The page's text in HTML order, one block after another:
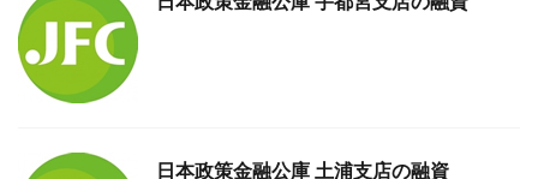
日本政策金融公庫 土浦支店の融資